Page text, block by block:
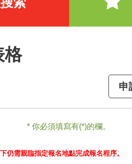
格
申
* 你必須填寫有(*)的欄。
仍需親臨指定報名地點完成報名程序。